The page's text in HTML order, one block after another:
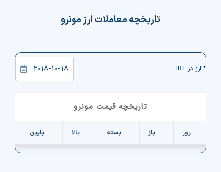
تاریخچه معاملات ارز مونرو
* ارز در IRT
تاریخچه قیمت مونرو
روز باز بسته بالا پایین